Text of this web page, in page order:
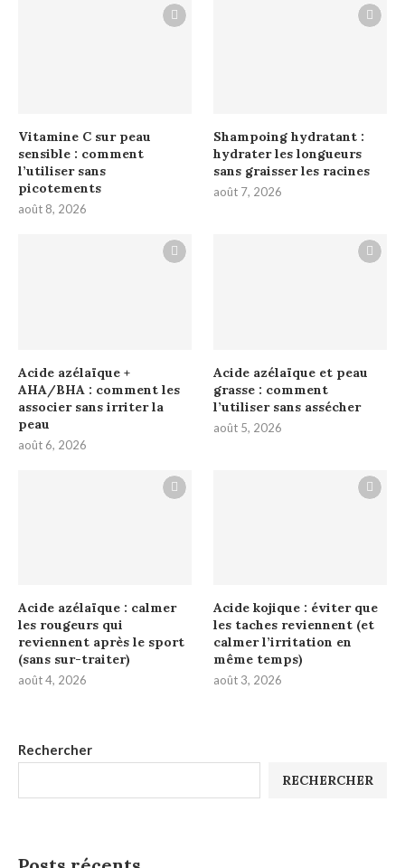
Rechercher
RECHERCHER
Vitamine C sur peau
sensible : comment
l’utiliser sans
picotements
août 8, 2026
Shampoing hydratant :
hydrater les longueurs
sans graisser les racines
août 7, 2026
Acide azélaïque +
AHA/BHA : comment les
associer sans irriter la
peau
août 6, 2026
Acide azélaïque et peau
grasse : comment
l’utiliser sans assécher
août 5, 2026
Acide azélaïque : calmer
les rougeurs qui
reviennent après le sport
(sans sur-traiter)
août 4, 2026
Acide kojique : éviter que
les taches reviennent (et
calmer l’irritation en
même temps)
août 3, 2026